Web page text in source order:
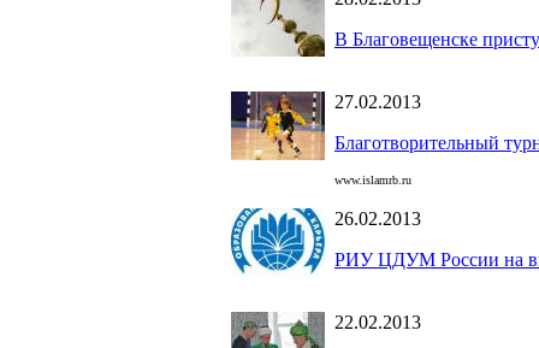
В Благовещенске
27.02.2013
Благотворительный
www.islamrb.ru
26.02.2013
РИУ ЦДУМ России на
22.02.2013